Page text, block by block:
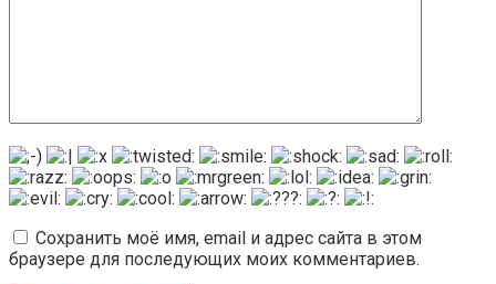
Сохранить моё имя, email и адрес сайта в этом
браузере для последующих моих комментариев.